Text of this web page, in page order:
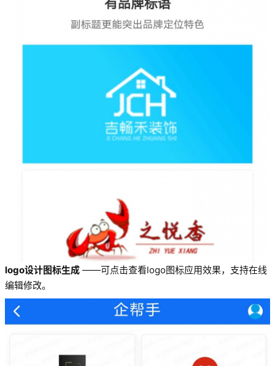
logo设计图标生成 ——可点击查看logo图标应用效果，支持在线
编辑修改。